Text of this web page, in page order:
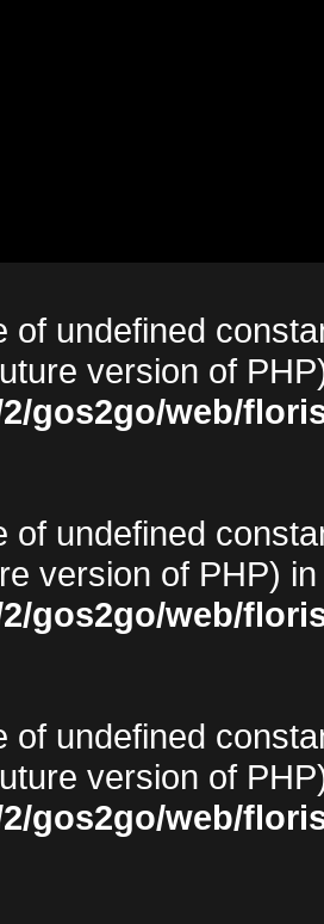
of undefined
version of
gos2go/web/
of undefined
version of PHP) in
gos2go/web/
of undefined
version of
gos2go/web/